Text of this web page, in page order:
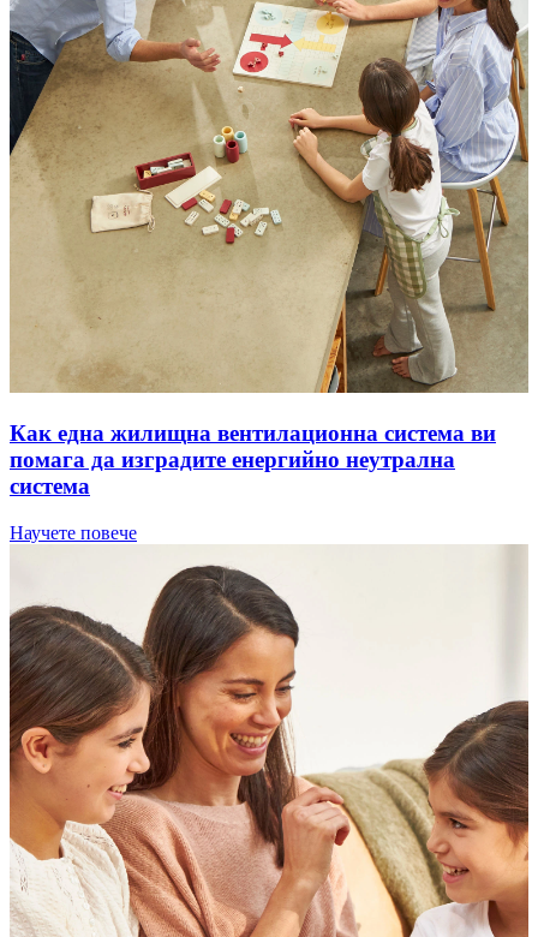
Как една жилищна вентилационна система ви
помага да изградите енергийно неутрална
система
Научете повече